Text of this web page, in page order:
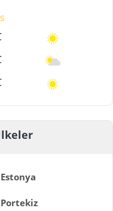
Estonya
Portekiz